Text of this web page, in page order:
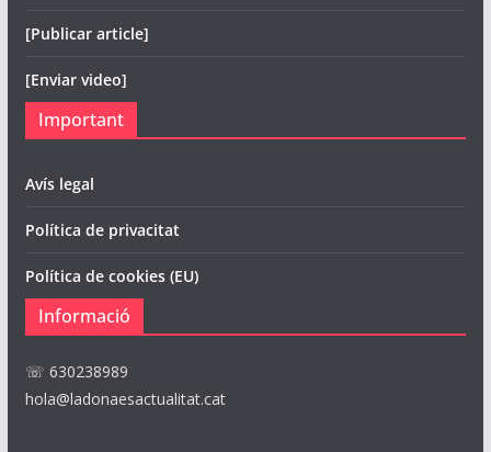
[Publicar article]
[Enviar video]
Important
Avís legal
Política de privacitat
Política de cookies (EU)
Informació
☏ 630238989
hola@ladonaesactualitat.cat